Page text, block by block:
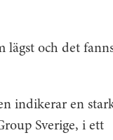
lägst och det
indikerar en
Sverige, i ett